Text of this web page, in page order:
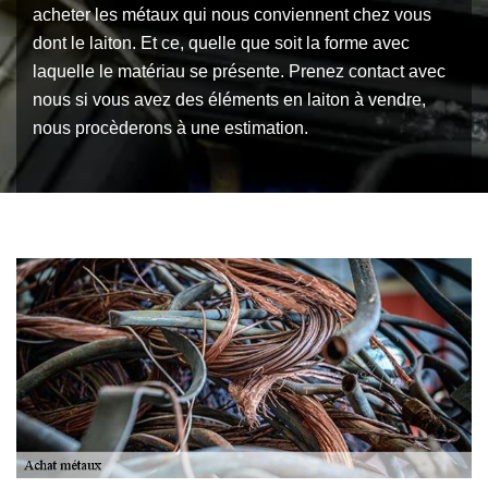
acheter les métaux qui nous conviennent chez vous
dont le laiton. Et ce, quelle que soit la forme avec
laquelle le matériau se présente. Prenez contact avec
nous si vous avez des éléments en laiton à vendre,
nous procèderons à une estimation.